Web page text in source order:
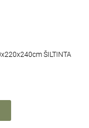
ŠILTINTA